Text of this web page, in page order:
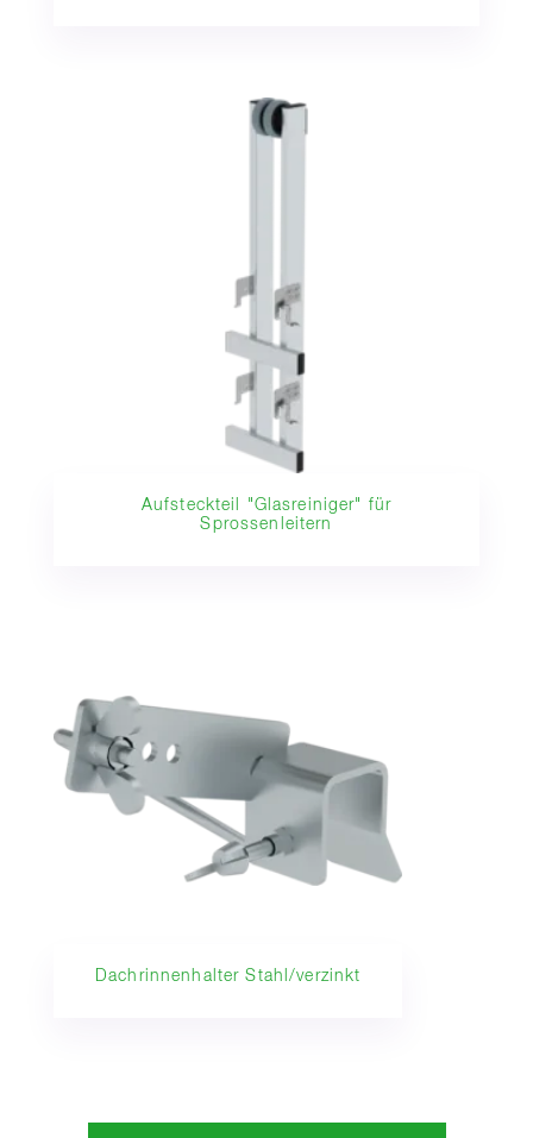
Aufsteckteil "Glasreiniger" für
Sprossenleitern
Dachrinnenhalter Stahl/verzinkt